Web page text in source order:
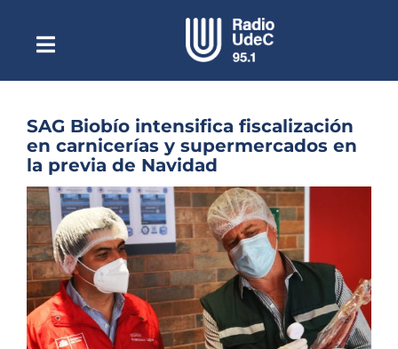
contenidoToggle
NavigationEscuchar Radio UdeC en vivo
Quiénes Somos
Programación
Podcast
Noticias
Reportajes
Columnas
Música Clásica
SAG Biobío intensifica fiscalización
en carnicerías y supermercados en
la previa de Navidad
Ver
imagen
más
grande